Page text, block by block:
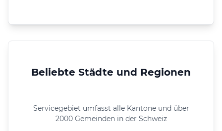
Beliebte Städte und Regionen
Servicegebiet umfasst alle Kantone und über
2000 Gemeinden in der Schweiz